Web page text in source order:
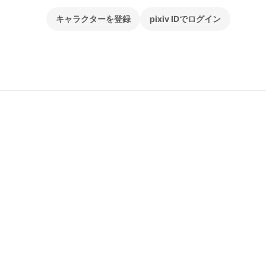
キャラクターを登録 pixiv IDでログイン